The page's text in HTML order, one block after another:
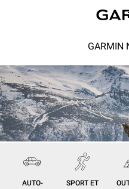
GARMIN
AUTO-
SPORT ET